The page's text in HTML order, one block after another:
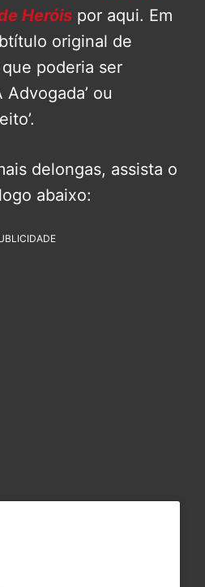
Heróis por aqui. Em
original de
que poderia ser
Advogada’ ou
delongas, assista o
abaixo: